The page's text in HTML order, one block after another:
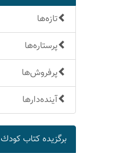
تازه‌ها
پرستاره‌ها
پرفروش‌ها
آینده‌دارها
برگزیده كتاب كودك